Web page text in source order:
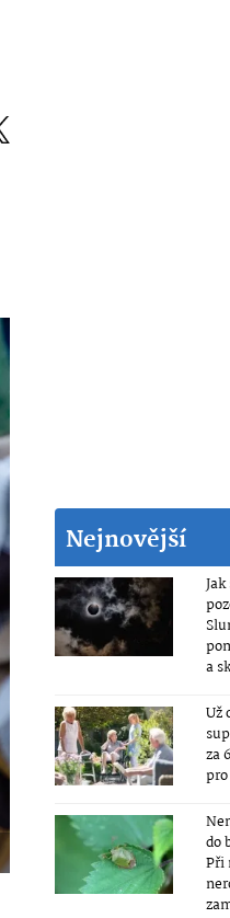
Nejnovější
a
Už
za
do
Při